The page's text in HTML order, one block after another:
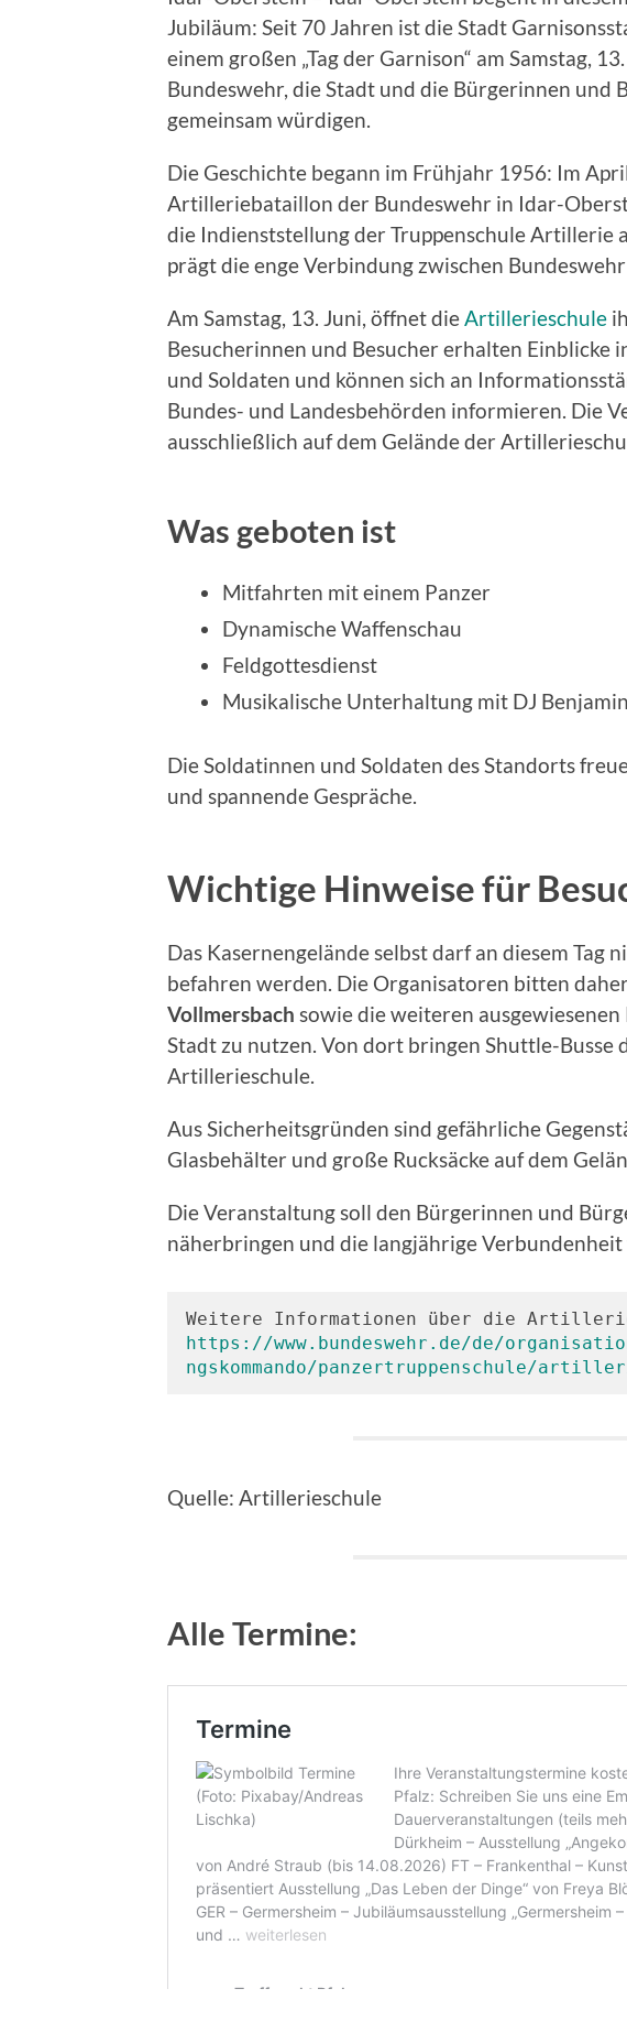
Jubiläum: Seit 70 Jahren ist die Stadt
einem großen „Tag der Garnison“ am Samstag,
Bundeswehr, die Stadt und die Bürgerinnen und
gemeinsam würdigen.
Die Geschichte begann im Frühjahr 1956: Im
Artilleriebataillon der Bundeswehr in Idar-
die Indienststellung der Truppenschule Artillerie
prägt die enge Verbindung zwischen
Am Samstag, 13. Juni, öffnet dieArtillerieschule
Besucherinnen und Besucher erhalten Einblicke
und Soldaten und können sich an
Bundes- und Landesbehörden informieren. Die
ausschließlich auf dem Gelände der
Was geboten ist
Mitfahrten mit einem Panzer
Dynamische Waffenschau
Feldgottesdienst
Musikalische Unterhaltung mit DJ
Die Soldatinnen und Soldaten des Standorts
und spannende Gespräche.
Wichtige Hinweise für
Das Kasernengelände selbst darf an diesem Tag
befahren werden. Die Organisatoren bitten
Vollmersbach sowie die weiteren
Stadt zu nutzen. Von dort bringen Shuttle-Busse
Artillerieschule.
Aus Sicherheitsgründen sind gefährliche
Glasbehälter und große Rucksäcke auf dem
Die Veranstaltung soll den Bürgerinnen und
näherbringen und die langjährige
https://www.bundeswehr.de/de/
ngskommando/panzertruppenschule/
Quelle: Artillerieschule
Alle Termine: